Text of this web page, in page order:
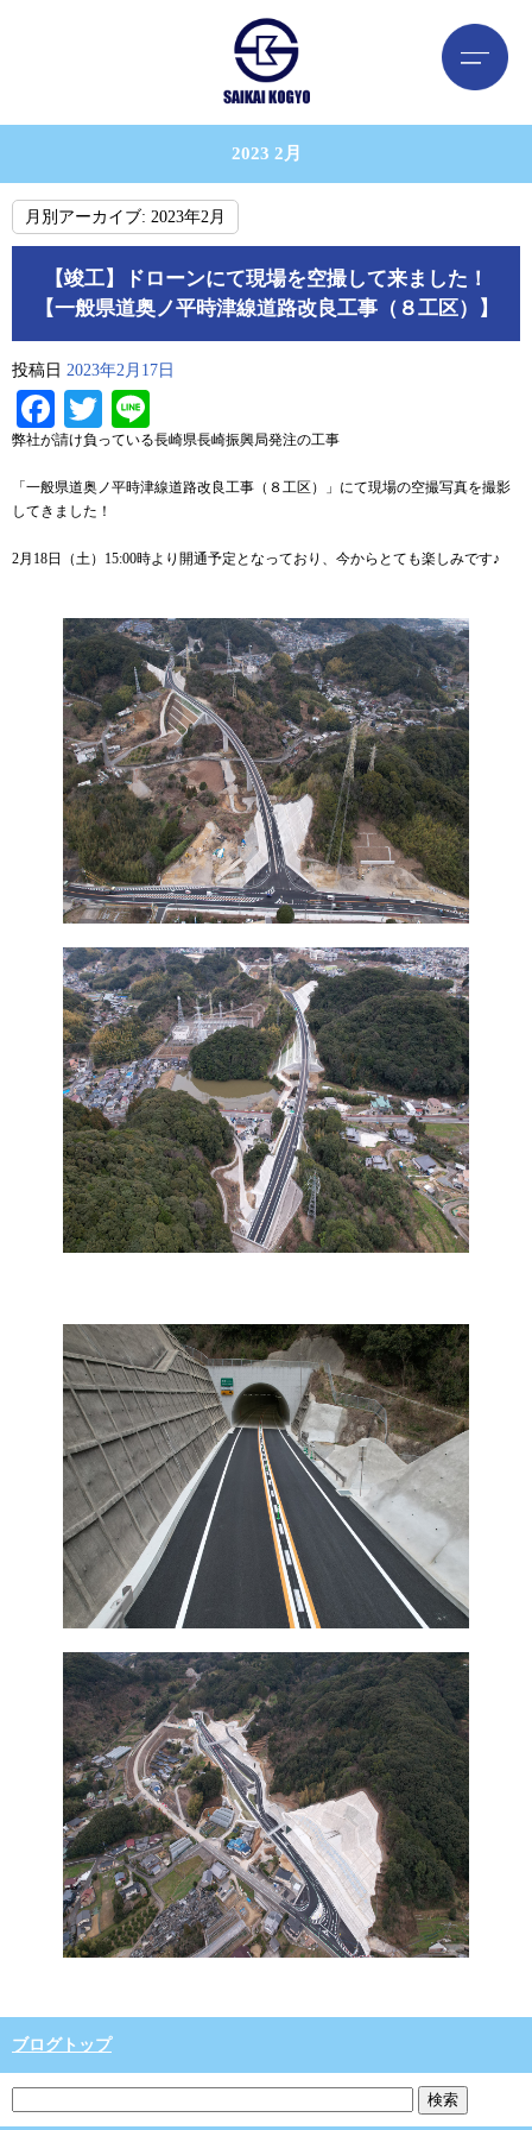
2023 2月
月別アーカイブ: 2023年2月
【竣工】ドローンにて現場を空撮して来ました！
【一般県道奥ノ平時津線道路改良工事（８工区）】
投稿日 2023年2月17日
Facebook
Twitter
弊社が請け負っている長崎県長崎振興局発注の工事
「一般県道奥ノ平時津線道路改良工事（８工区）」にて現場の空撮写真を撮影
してきました！
2月18日（土）15:00時より開通予定となっており、今からとても楽しみです♪
ブログトップ